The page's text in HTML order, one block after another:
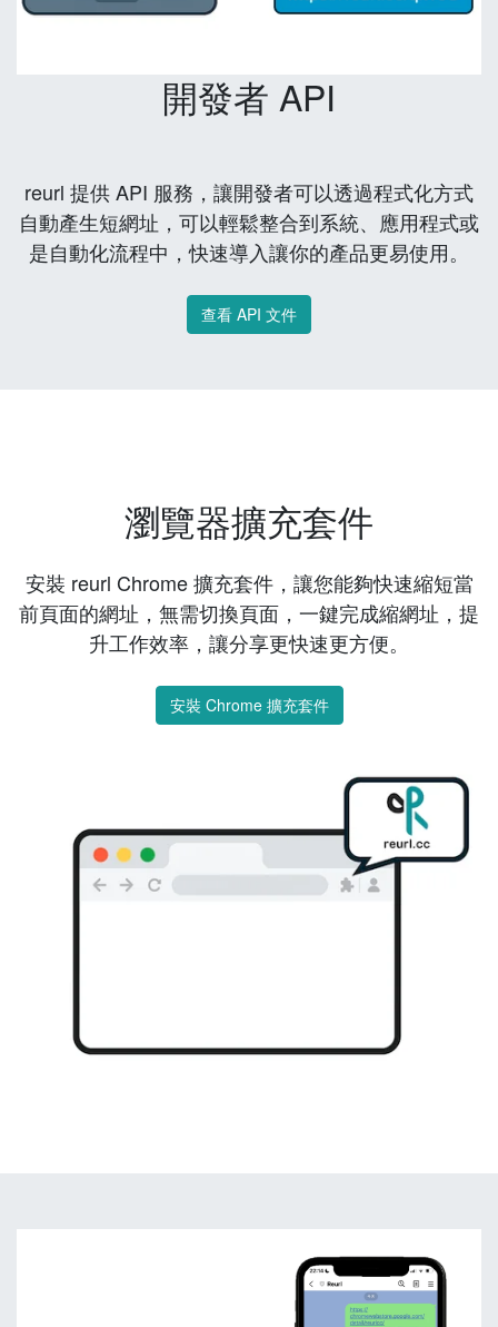
開發者 API
reurl 提供 API 服務，讓開發者可以透過程式化方式
自動產生短網址，可以輕鬆整合到系統、應用程式或
是自動化流程中，快速導入讓你的產品更易使用。
查看 API 文件
瀏覽器擴充套件
安裝 reurl Chrome 擴充套件，讓您能夠快速縮短當
前頁面的網址，無需切換頁面，一鍵完成縮網址，提
升工作效率，讓分享更快速更方便。
安裝 Chrome 擴充套件